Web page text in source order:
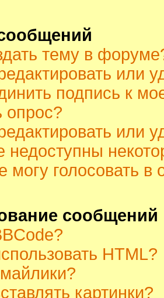
тему в
или
подпись к
опрос?
или
недоступны
могу голосовать в
HTML?
картинки?